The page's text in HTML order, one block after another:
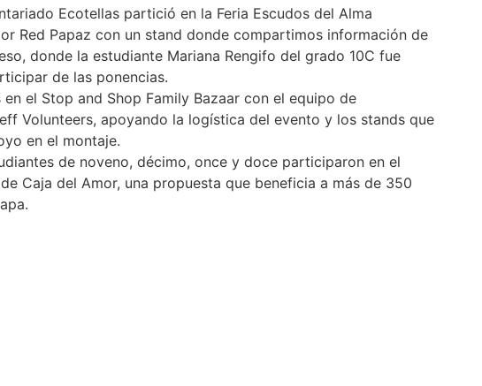
Ecotellas partició en la Feria Escudos del Alma
Red Papaz con un stand donde compartimos información de
donde la estudiante Mariana Rengifo del grado 10C fue
de las ponencias.
el Stop and Shop Family Bazaar con el equipo de
Volunteers, apoyando la logística del evento y los stands que
en el montaje.
de noveno, décimo, once y doce participaron en el
Caja del Amor, una propuesta que beneficia a más de 350